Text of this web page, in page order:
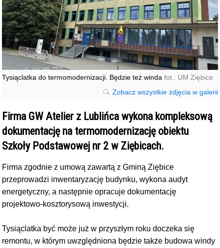
Tysiąclatka do termomodernizacji. Będzie też winda fot.: UM Ziębice
Zobacz wszystkie zdjęcia w galerii
Firma GW Atelier z Lublińca wykona kompleksową
dokumentację na termomodernizację obiektu
Szkoły Podstawowej nr 2 w Ziębicach.
Firma zgodnie z umową zawartą z Gminą Ziębice
przeprowadzi inwentaryzację budynku, wykona audyt
energetyczny, a następnie opracuje dokumentację
projektowo-kosztorysową inwestycji.
Tysiąclatka być może już w przyszłym roku doczeka się
remontu, w którym uwzględniona będzie także budowa windy